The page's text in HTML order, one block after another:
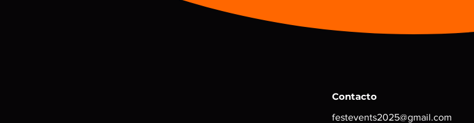
Contacto
festevents2025@gmail.com